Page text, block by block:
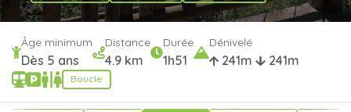
Âge minimum
Dès 5 ans
Distance
4.9 km
Durée
1h51
Dénivelé
241m 241m
Boucle